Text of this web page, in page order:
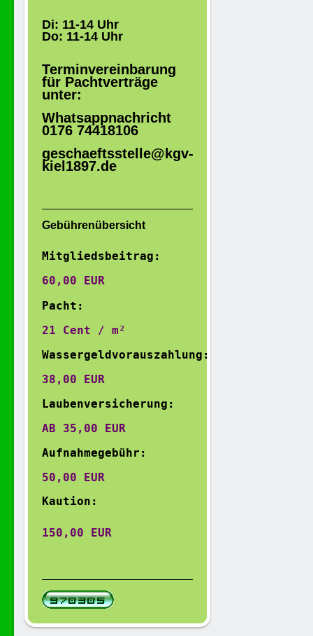
Di: 11-14 Uhr
Do: 11-14 Uhr
Terminvereinbarung
für Pachtverträge
unter:
Whatsappnachricht
0176 74418106
geschaeftsstelle@kgv-
kiel1897.de
Gebührenübersicht
Mitgliedsbeitrag:
60,00 EUR
Pacht:
21 Cent / m²
Wassergeldvorauszahlung:
38,00 EUR
Laubenversicherung:
AB 35,00 EUR
Aufnahmegebühr:
50,00 EUR
Kaution:
150,00 EUR